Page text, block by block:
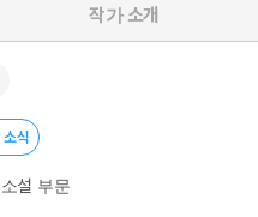
날 수 있을까? 한 해 한 해가
랑이 사랑을 해치는 시간 속에
작가 소개
소식
설 부문